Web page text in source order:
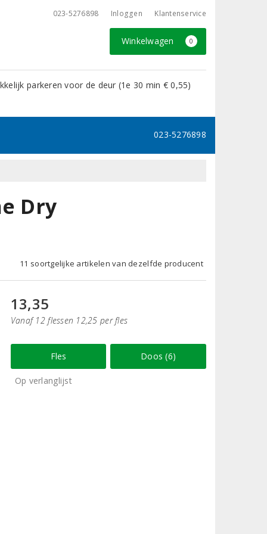
023-5276898 Inloggen Klantenservice
Winkelwagen 0
parkeren voor de deur (1e 30 min € 0,55)
023-5276898
Dry
11 soortgelijke artikelen van dezelfde producent
13,35
Vanaf 12 flessen 12,25 per fles
Fles Doos (6)
Op verlanglijst